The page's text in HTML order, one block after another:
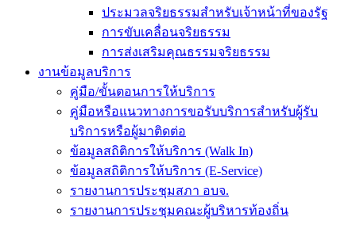
ประมวลจริยธรรมสำหรับเจ้าหน้าที่ของรัฐ
การขับเคลื่อนจริยธรรม
การส่งเสริมคุณธรรมจริยธรรม
งานข้อมูลบริการ
คู่มือ/ขั้นตอนการให้บริการ
คู่มือหรือแนวทางการขอรับบริการสำหรับผู้รับ
บริการหรือผู้มาติดต่อ
ข้อมูลสถิติการให้บริการ (Walk In)
ข้อมูลสถิติการให้บริการ (E-Service)
รายงานการประชุมสภา อบจ.
รายงานการประชุมคณะผู้บริหารท้องถิ่น